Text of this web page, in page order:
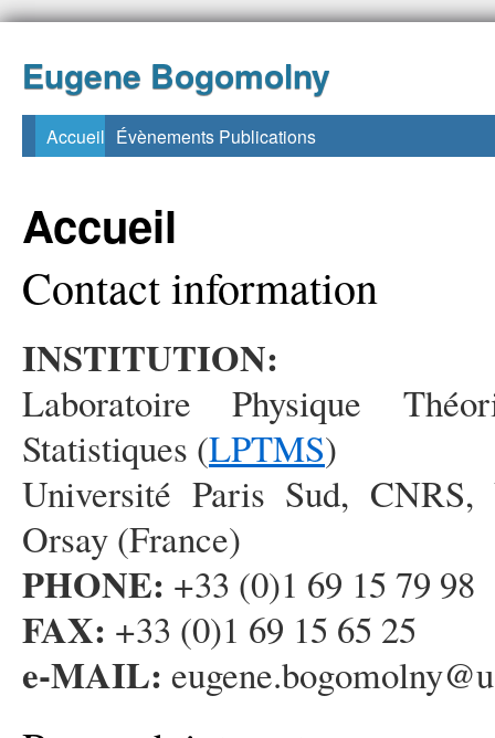
Eugene Bogomolny
Accueil Évènements Publications
Accueil
Contact information
INSTITUTION:
Laboratoire Physique
Statistiques (LPTMS)
Université Paris Sud,
Orsay (France)
PHONE: +33 (0)1 69 15 79 98
FAX: +33 (0)1 69 15 65 25
e-MAIL: